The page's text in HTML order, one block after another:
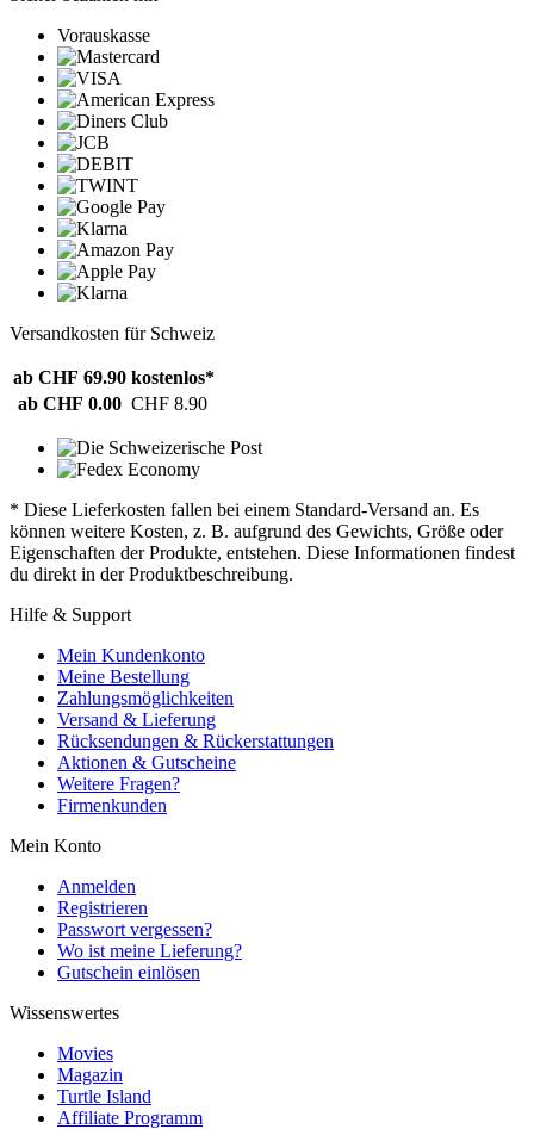
Vorauskasse
Versandkosten für Schweiz
ab CHF 69.90 kostenlos*
ab CHF 0.00 CHF 8.90
* Diese Lieferkosten fallen bei einem Standard-Versand an. Es
können weitere Kosten, z. B. aufgrund des Gewichts, Größe oder
Eigenschaften der Produkte, entstehen. Diese Informationen findest
du direkt in der Produktbeschreibung.
Hilfe & Support
Mein Kundenkonto
Meine Bestellung
Zahlungsmöglichkeiten
Versand & Lieferung
Rücksendungen & Rückerstattungen
Aktionen & Gutscheine
Weitere Fragen?
Firmenkunden
Mein Konto
Anmelden
Registrieren
Passwort vergessen?
Wo ist meine Lieferung?
Gutschein einlösen
Wissenswertes
Movies
Magazin
Turtle Island
Affiliate Programm